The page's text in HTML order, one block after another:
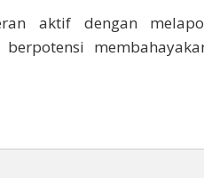
aktif dengan